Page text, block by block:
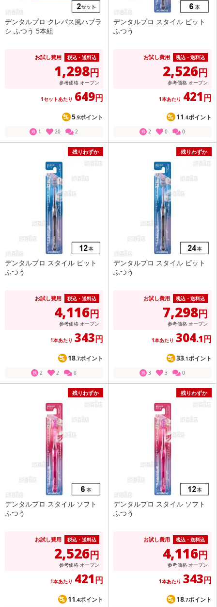
デンタルプロ クレパス風ハブラ
シ ふつう 5本組
お試し費用 税込・送料込
1,298円
参考価格 オープン
1セットあたり 649円
5.9ポイント
残 1 20 2
デンタルプロ スタイル ピット
ふつう
お試し費用 税込・送料込
2,526円
参考価格 オープン
1本あたり 421円
11 .4ポイント
残 2 0 0
残りわずか
デンタルプロ スタイル ピット
ふつう
お試し費用 税込・送料込
4,116円
参考価格 オープン
1本あたり 343円
18.7ポイント
残 2 2 0
残りわずか
デンタルプロ スタイル ピット
ふつう
お試し費用 税込・送料込
7,298円
参考価格 オープン
1本あたり 304.1円
33.1ポイント
残 3 3 0
残りわずか
デンタルプロ スタイル ソフト
ふつう
お試し費用 税込・送料込
2,526円
参考価格 オープン
1本あたり 421円
11.4ポイント
残りわずか
デンタルプロ スタイル ソフト
ふつう
お試し費用 税込・送料込
4,116円
参考価格 オープン
1本あたり 343円
18.7ポイント